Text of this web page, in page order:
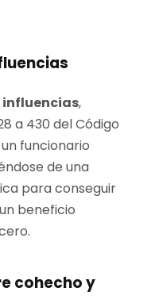
,
a 430 del Código
funcionario
de una
para conseguir
beneficio
cohecho y